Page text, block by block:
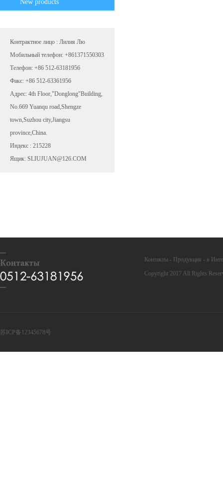
New products
Контрактное лицо : Лилия Лю
Мобильный телефон: +861371550303
Телефон: +86 512-63181956
Факс: +86 512-63361956
Адрес: 4th Floor,"Donglong"Building,
No.669 Yuanqu road,Shengze
town,Suzhou city,Jiangsu
province,China.
Индекс : 215228
Ящик: SLIUJUAN@126.COM
Контакты - Продукция - в
Copyright 2017 All Rights
苏ICP备12345678号